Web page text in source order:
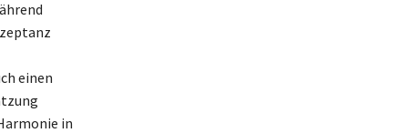
einen
in